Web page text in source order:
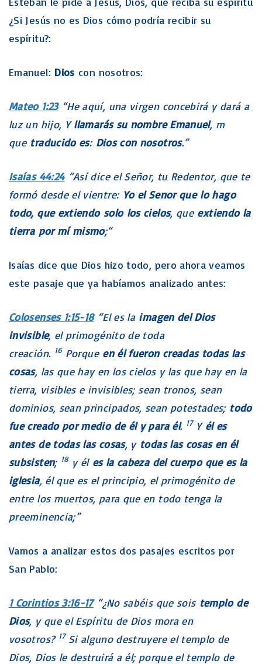
¿Si Jesús no es Dios cómo podría recibir su
espíritu?:
Emanuel: Dios con nosotros:
Mateo 1:23“He aquí, una virgen concebirá y dará a
luz un hijo, Yllamarás su nombre Emanuel, m
que traducido es: Dios con nosotros.”
Isaías 44:24“Así dice el Señor, tu Redentor, que te
formó desde el vientre:Yo el Senor que lo hago
todo, que extiendo solo los cielos, que extiendo la
tierra por mí mismo;“
Isaías dice que Dios hizo todo, pero ahora veamos
este pasaje que ya habíamos analizado antes:
Colosenses 1:15-18“El es la imagen del Dios
invisible, el primogénito de toda
creación. 16 Porque en él fueron creadas todas las
cosas, las que hay en los cielos y las que hay en la
tierra, visibles e invisibles; sean tronos, sean
dominios, sean principados, sean potestades; todo
fue creado por medio de él y para él. 17 Y él es
antes de todas las cosas, y todas las cosas en él
subsisten; 18 y él es la cabeza del cuerpo que es la
iglesia, él que es el principio, el primogénito de
entre los muertos, para que en todo tenga la
preeminencia;”
Vamos a analizar estos dos pasajes escritos por
San Pablo:
1 Corintios 3:16-17“¿No sabéis que sois templo de
Dios, y que el Espíritu de Dios mora en
vosotros? 17 Si alguno destruyere el templo de
Dios, Dios le destruirá a él; porque el templo de